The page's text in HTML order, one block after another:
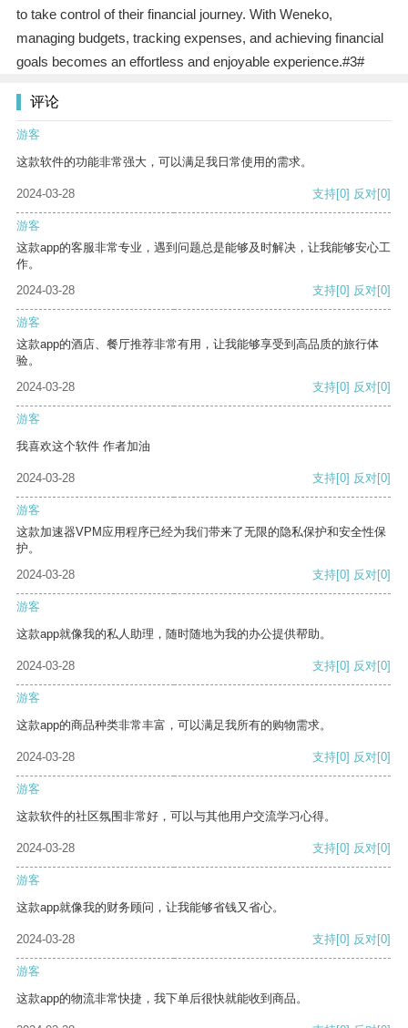
to take control of their financial journey. With Weneko,
managing budgets, tracking expenses, and achieving financial
goals becomes an effortless and enjoyable experience.#3#
评论
游客
这款软件的功能非常强大，可以满足我日常使用的需求。
2024-03-28 支持[0] 反对[0]
游客
这款app的客服非常专业，遇到问题总是能够及时解决，让我能够安心工
作。
2024-03-28
支持[0] 反对[0]
游客
这款app的酒店、餐厅推荐非常有用，让我能够享受到高品质的旅行体
验。
2024-03-28
支持[0] 反对[0]
游客
我喜欢这个软件 作者加油
2024-03-28 支持[0] 反对[0]
游客
这款加速器VPM应用程序已经为我们带来了无限的隐私保护和安全性保
护。
2024-03-28
支持[0] 反对[0]
游客
这款app就像我的私人助理，随时随地为我的办公提供帮助。
2024-03-28 支持[0] 反对[0]
游客
这款app的商品种类非常丰富，可以满足我所有的购物需求。
2024-03-28 支持[0] 反对[0]
游客
这款软件的社区氛围非常好，可以与其他用户交流学习心得。
2024-03-28 支持[0] 反对[0]
游客
这款app就像我的财务顾问，让我能够省钱又省心。
2024-03-28 支持[0] 反对[0]
游客
这款app的物流非常快捷，我下单后很快就能收到商品。